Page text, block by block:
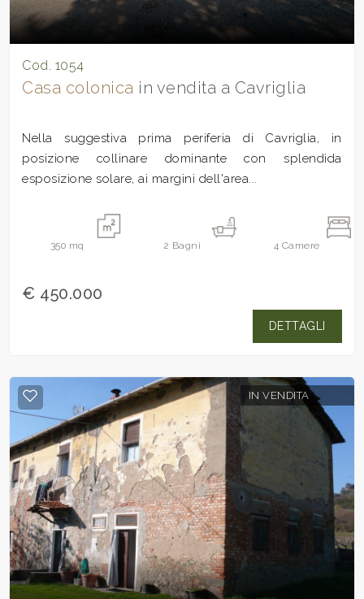
Cod. 1054
Casa colonica in vendita a Cavriglia
Nella suggestiva prima periferia di Cavriglia, in
posizione collinare dominante con splendida
esposizione solare, ai margini dell'area...
350 mq 2 Bagni 4 Camere
€ 450.000
DETTAGLI
IN VENDITA